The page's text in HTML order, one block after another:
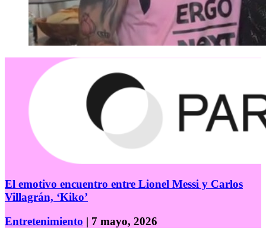
El emotivo encuentro entre Lionel Messi y Carlos
Villagrán, ‘Kiko’
Entretenimiento | 7 mayo, 2026